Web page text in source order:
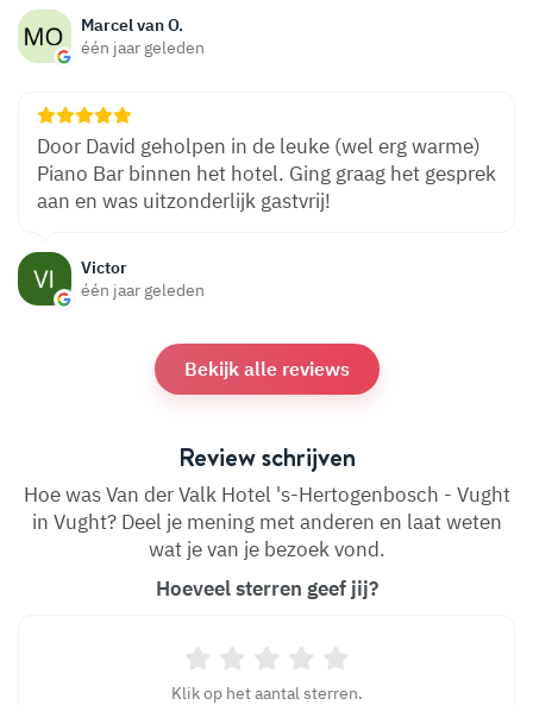
Marcel van O.
één jaar geleden
Victor
één jaar geleden
Door David geholpen in de leuke (wel erg warme)
Piano Bar binnen het hotel. Ging graag het gesprek
aan en was uitzonderlijk gastvrij!
Bekijk alle reviews
Review schrijven
Hoe was Van der Valk Hotel 's-Hertogenbosch - Vught
in Vught? Deel je mening met anderen en laat weten
wat je van je bezoek vond.
Hoeveel sterren geef jij?
Klik op het aantal sterren.